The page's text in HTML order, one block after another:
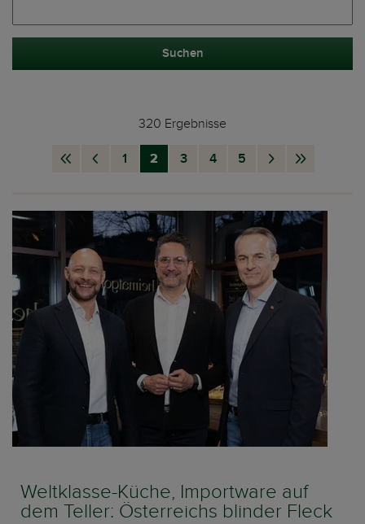
Suchen
320 Ergebnisse
nav.Firstnav.Pagenav.Page
1 nav.Page
2 nav.Page
3 nav.Page
4 nav.Page
5
nav.Nextnav.Last
Weltklasse-Küche, Importware auf
dem Teller: Österreichs blinder Fleck